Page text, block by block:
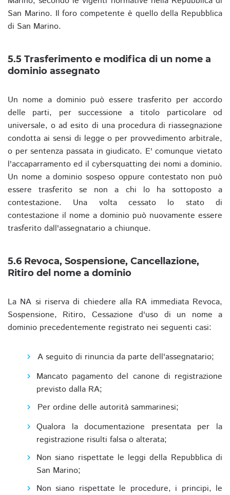
San Marino. Il foro competente è quello della Repubblica
di San Marino.
5.5 Trasferimento e modifica di un nome a
dominio assegnato
Un nome a dominio può essere trasferito per accordo
delle parti, per successione a titolo particolare od
universale, o ad esito di una procedura di riassegnazione
condotta ai sensi di legge o per provvedimento arbitrale,
o per sentenza passata in giudicato. E' comunque vietato
l'accaparramento ed il cybersquatting dei nomi a dominio.
Un nome a dominio sospeso oppure contestato non può
essere trasferito se non a chi lo ha sottoposto a
contestazione. Una volta cessato lo stato di
contestazione il nome a dominio può nuovamente essere
trasferito dall'assegnatario a chiunque.
5.6 Revoca, Sospensione, Cancellazione,
Ritiro del nome a dominio
La NA si riserva di chiedere alla RA immediata Revoca,
Sospensione, Ritiro, Cessazione d'uso di un nome a
dominio precedentemente registrato nei seguenti casi:
A seguito di rinuncia da parte dell'assegnatario;
Mancato pagamento del canone di registrazione
previsto dalla RA;
Per ordine delle autorità sammarinesi;
Qualora la documentazione presentata per la
registrazione risulti falsa o alterata;
Non siano rispettate le leggi della Repubblica di
San Marino;
Non siano rispettate le procedure, i principi, le